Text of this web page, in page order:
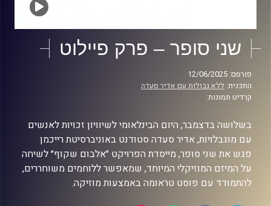
שני סופר – פרק פיילוט
פורסם: 12/06/2025
התכנית: ללא גבולות עם אדיר סעדה
קרדיט תמונות:
בשלושה בדצמבר, היום הבינלאומי לשיוויון זכויות לאנשים
עם מוגבלויות, אדיר סעדה סטודנט באוניברסיטת רייכמן
פגש את שני סופר, מייסדת הפרויקט ״אלבום שקוף״ לשיחה
על המיזם המוזיקלי המיוחד, שמאפשר ללוחמים משוחררים,
להתמודד עם פוסט טראומה באמצעות מוזיקה.